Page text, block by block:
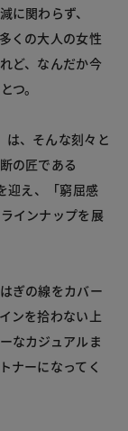
に関わらず、
くの大人の女性
ど、なんだか今
つ。
は、そんな刻々と
の匠である
迎え、「窮屈感
インナップを展
ぎの線をカバー
ンを拾わない上
なカジュアルま
ナーになってく